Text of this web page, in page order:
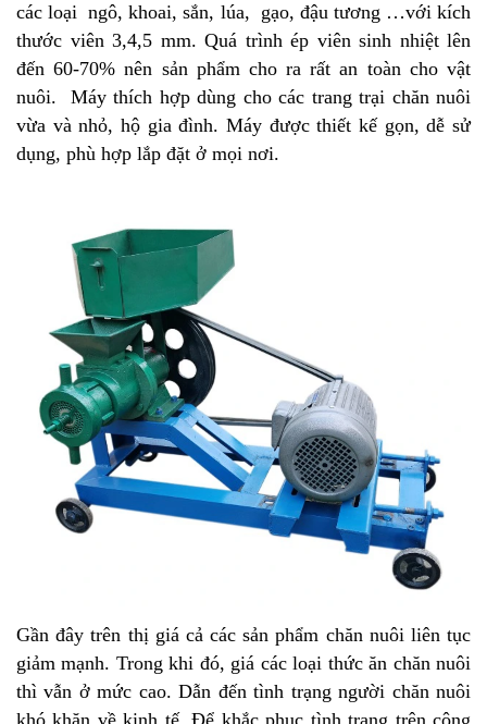
các loại ngô, khoai, sắn, lúa, gạo, đậu tương …với kích
thước viên 3,4,5 mm. Quá trình ép viên sinh nhiệt lên
đến 60-70% nên sản phẩm cho ra rất an toàn cho vật
nuôi. Máy thích hợp dùng cho các trang trại chăn nuôi
vừa và nhỏ, hộ gia đình. Máy được thiết kế gọn, dễ sử
dụng, phù hợp lắp đặt ở mọi nơi.
Gần đây trên thị giá cả các sản phẩm chăn nuôi liên tục
giảm mạnh. Trong khi đó, giá các loại thức ăn chăn nuôi
thì vẫn ở mức cao. Dẫn đến tình trạng người chăn nuôi